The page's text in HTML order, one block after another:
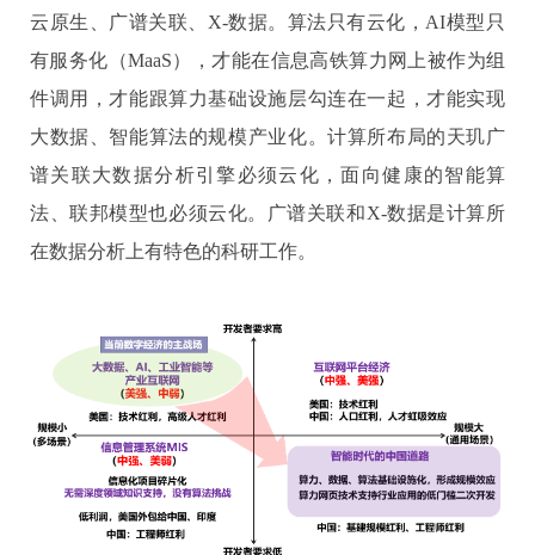
云原生、广谱关联、 X-数据。算法只有云化， AI模型只
有服务化（MaaS），才能在信息高铁算力网上被作为组
件调用，才能跟算力基础设施层勾连在一起，才能实现
大数据、智能算法的规模产业化。计算所布局的天玑广
谱关联大数据分析引擎必须云化，面向健康的智能算
法、联邦模型也必须云化。广谱关联和X-数据是计算所
在数据分析上有特色的科研工作。